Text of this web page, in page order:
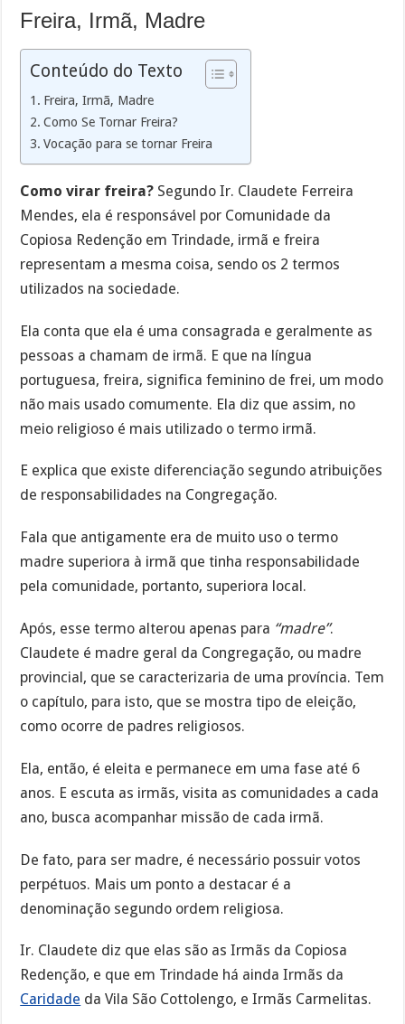
Freira, Irmã, Madre
Conteúdo do Texto
Freira, Irmã, Madre
Como Se Tornar Freira?
Vocação para se tornar Freira
Como virar freira? Segundo Ir. Claudete Ferreira
Mendes, ela é responsável por Comunidade da
Copiosa Redenção em Trindade, irmã e freira
representam a mesma coisa, sendo os 2 termos
utilizados na sociedade.
Ela conta que ela é uma consagrada e geralmente as
pessoas a chamam de irmã. E que na língua
portuguesa, freira, significa feminino de frei, um modo
não mais usado comumente. Ela diz que assim, no
meio religioso é mais utilizado o termo irmã.
E explica que existe diferenciação segundo atribuições
de responsabilidades na Congregação.
Fala que antigamente era de muito uso o termo
madre superiora à irmã que tinha responsabilidade
pela comunidade, portanto, superiora local.
Após, esse termo alterou apenas para “madre”.
Claudete é madre geral da Congregação, ou madre
provincial, que se caracterizaria de uma província. Tem
o capítulo, para isto, que se mostra tipo de eleição,
como ocorre de padres religiosos.
Ela, então, é eleita e permanece em uma fase até 6
anos. E escuta as irmãs, visita as comunidades a cada
ano, busca acompanhar missão de cada irmã.
De fato, para ser madre, é necessário possuir votos
perpétuos. Mais um ponto a destacar é a
denominação segundo ordem religiosa.
Ir. Claudete diz que elas são as Irmãs da Copiosa
Redenção, e que em Trindade há ainda Irmãs da
Caridade da Vila São Cottolengo, e Irmãs Carmelitas.